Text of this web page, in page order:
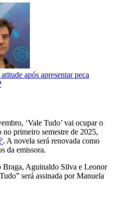
após apresentar peça
‘Vale Tudo’ vai ocupar o
primeiro semestre de 2025,
. A novela será renovada como
da emissora.
Aguinaldo Silva e Leonor
será assinada por Manuela